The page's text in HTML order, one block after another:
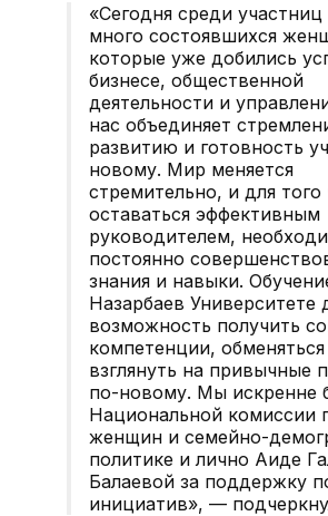
«Сегодня среди
много состоявшихся
которые уже добились
бизнесе, общественной
деятельности и
нас объединяет
развитию и готовность
новому. Мир меняется
стремительно, и для того
оставаться эффективным
руководителем,
постоянно
знания и навыки.
Назарбаев Университете
возможность получить
компетенции,
взглянуть на привычные
по-новому. Мы искренне
Национальной комиссии
женщин и семейно-
политике и лично Аиде
Балаевой за поддержку
инициатив», —